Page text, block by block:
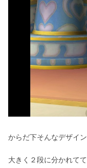
からだ下そんなデザイ
大きく２段に分かれて